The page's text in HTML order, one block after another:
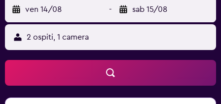
cambio degli asciugamani e cambio delle lenzuola. Le
pulizie vengono eseguite tutti i giorni. I servizi ricreativi di
un hotel includono una piscina coperta e una sauna.
ven 14/08 - sab 15/08
2 ospiti, 1 camera